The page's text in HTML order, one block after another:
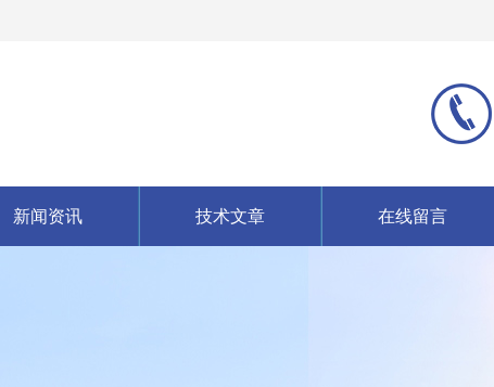
新闻资讯 技术文章 在线留言